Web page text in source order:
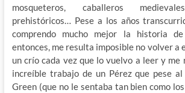
mosqueteros, caballeros
prehistóricos… Pese a los años
comprendo mucho mejor la historia
entonces, me resulta imposible no volver a
un crío cada vez que lo vuelvo a leer y me
increíble trabajo de un Pérez que pese
Green (que no le sentaba tan bien como